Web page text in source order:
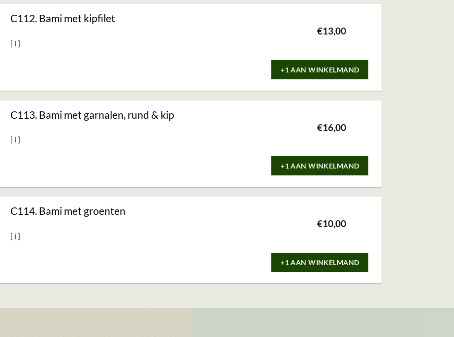
C112. Bami met kipfilet
€13,00
+1 AAN WINKELMAND
C113. Bami met garnalen, rund & kip
€16,00
+1 AAN WINKELMAND
C114. Bami met groenten
€10,00
+1 AAN WINKELMAND